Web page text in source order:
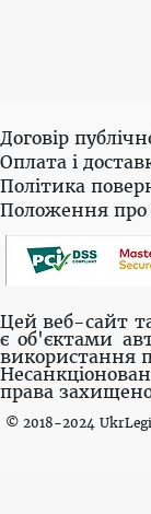
Договір
Оплата і
Політика
Положення про
Цей веб-сайт
є об'єктами
використання
права
© 2018-2024